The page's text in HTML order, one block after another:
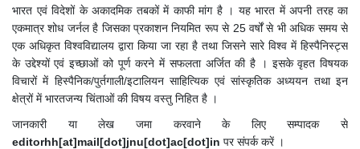
भारत एवं विदेशों के अकादमिक तबकों में काफी मांग है । यह भारत में अपनी तरह का
एकमात्र शोध जर्नल है जिसका प्रकाशन नियमित रूप से 25 वर्षों से भी अधिक समय से
एक अधिकृत विश्वविद्यालय द्वारा किया जा रहा है तथा जिसने सारे विश्व में हिस्पैनिस्ट्स
के उद्देश्यों एवं इच्छाओं को पूर्ण करने में सफलता अर्जित की है । इसके वृहत विषयक
विचारों में हिस्पैनिक/पुर्तगाली/इटालियन साहित्यिक एवं सांस्कृतिक अध्ययन तथा इन
क्षेत्रों में भारतजन्य चिंताओं की विषय वस्तु निहित है ।
जानकारी या लेख जमा करवाने के लिए सम्पादक से
editorhh[at]mail[dot]jnu[dot]ac[dot]in पर संपर्क करें ।